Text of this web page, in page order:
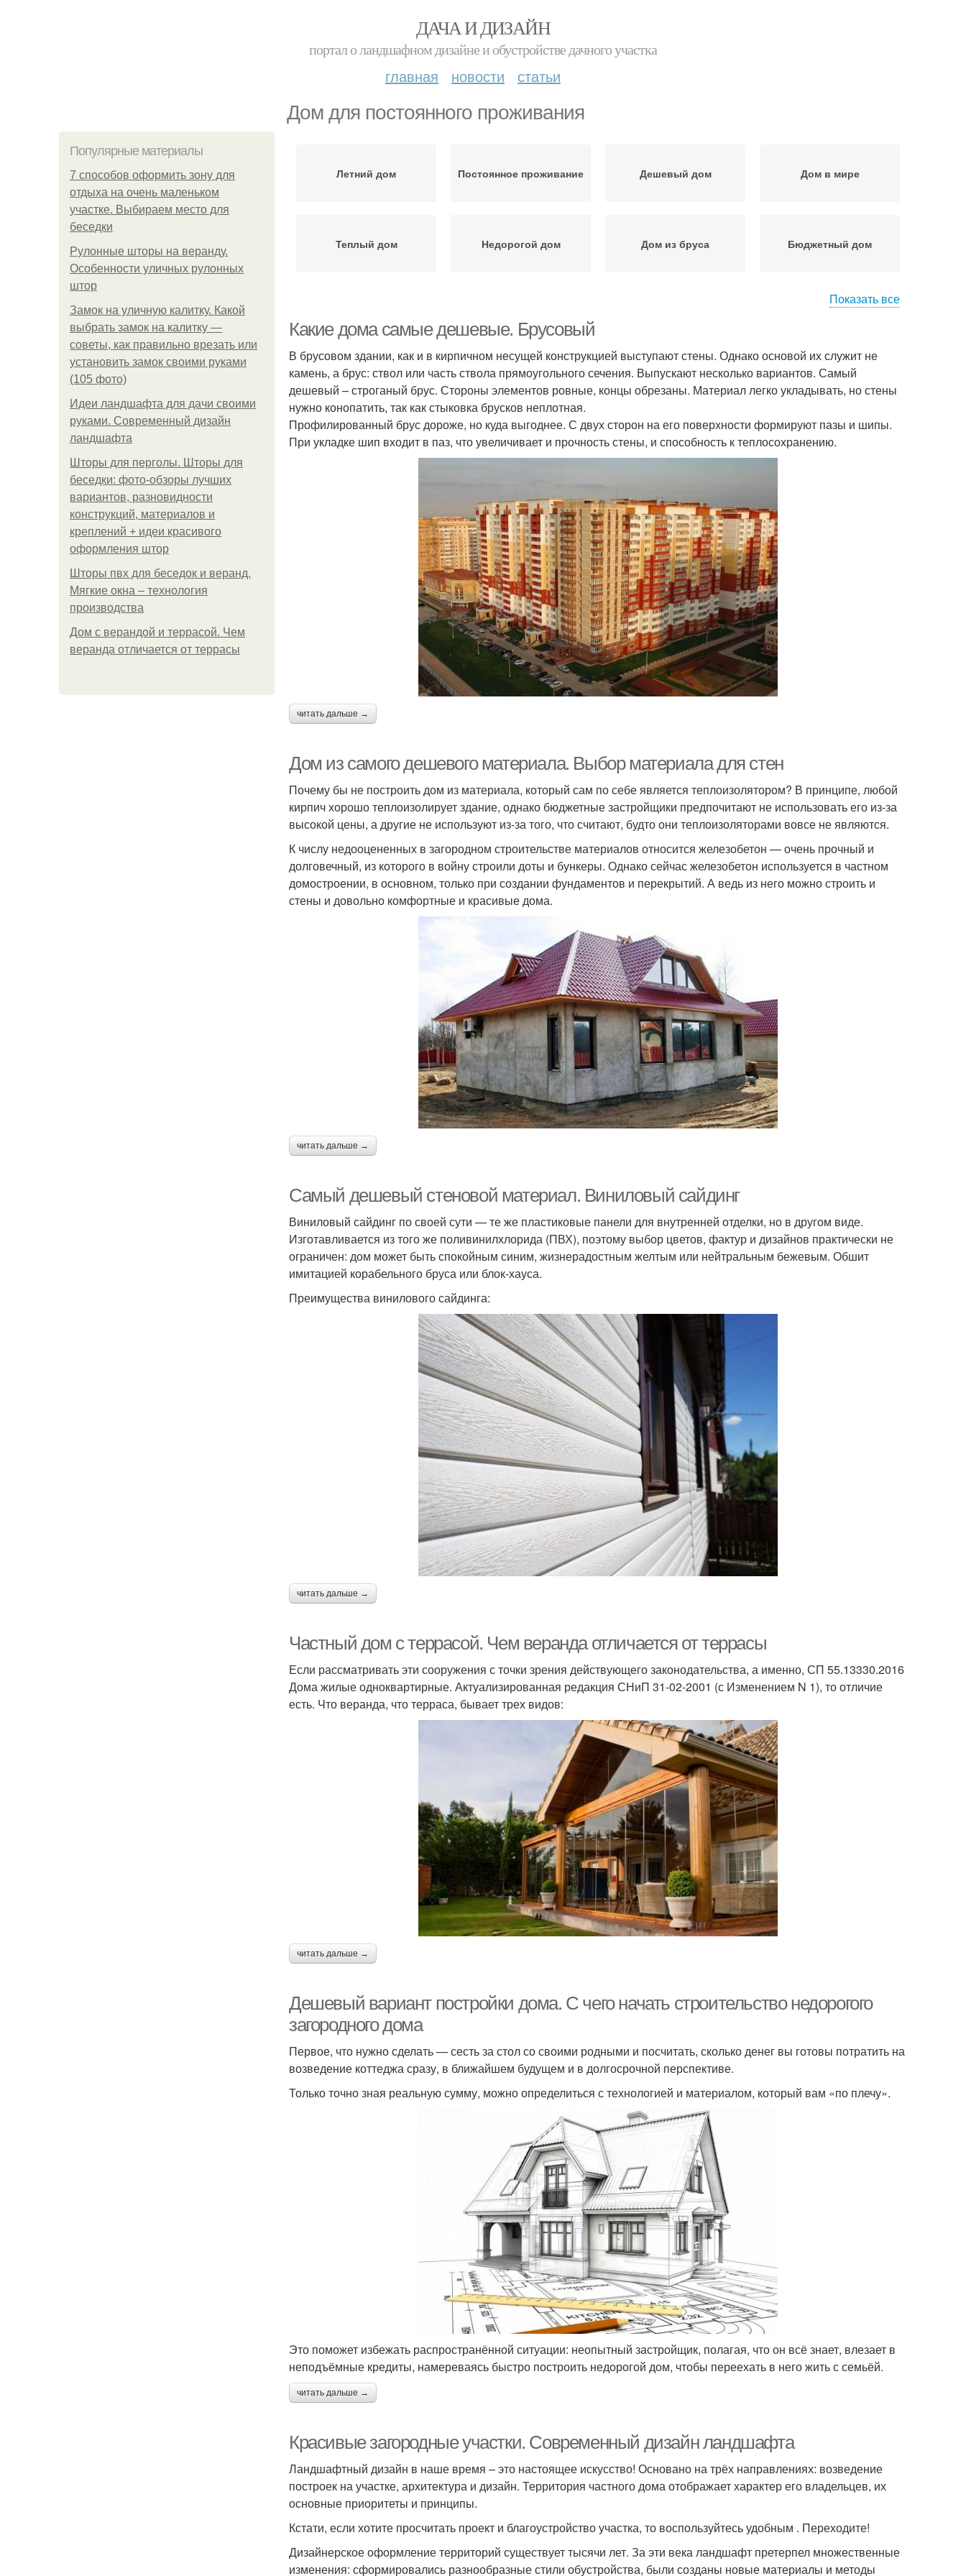
ДАЧА И ДИЗАЙН
портал о ландшафном дизайне и обустройстве дачного участка
главная новости статьи
Дом для постоянного проживания
Популярные материалы
7 способов оформить зону для
отдыха на очень маленьком
участке. Выбираем место для
беседки
Рулонные шторы на веранду.
Особенности уличных рулонных
штор
Замок на уличную калитку. Какой
выбрать замок на калитку —
советы, как правильно врезать или
установить замок своими руками
(105 фото)
Идеи ландшафта для дачи своими
руками. Современный дизайн
ландшафта
Шторы для перголы. Шторы для
беседки: фото-обзоры лучших
вариантов, разновидности
конструкций, материалов и
креплений + идеи красивого
оформления штор
Шторы пвх для беседок и веранд.
Мягкие окна – технология
производства
Дом с верандой и террасой. Чем
веранда отличается от террасы
Летний дом Постоянное проживание Дешевый дом Дом в мире
Теплый дом Недорогой дом Дом из бруса Бюджетный дом
Показать все
Какие дома самые дешевые. Брусовый
В брусовом здании, как и в кирпичном несущей конструкцией выступают стены. Однако основой их служит не
камень, а брус: ствол или часть ствола прямоугольного сечения. Выпускают несколько вариантов. Самый
дешевый – строганый брус. Стороны элементов ровные, концы обрезаны. Материал легко укладывать, но стены
нужно конопатить, так как стыковка брусков неплотная.
Профилированный брус дороже, но куда выгоднее. С двух сторон на его поверхности формируют пазы и шипы.
При укладке шип входит в паз, что увеличивает и прочность стены, и способность к теплосохранению.
читать дальше →
Дом из самого дешевого материала. Выбор материала для стен
Почему бы не построить дом из материала, который сам по себе является теплоизолятором? В принципе, любой
кирпич хорошо теплоизолирует здание, однако бюджетные застройщики предпочитают не использовать его из-за
высокой цены, а другие не используют из-за того, что считают, будто они теплоизоляторами вовсе не являются.
К числу недооцененных в загородном строительстве материалов относится железобетон — очень прочный и
долговечный, из которого в войну строили доты и бункеры. Однако сейчас железобетон используется в частном
домостроении, в основном, только при создании фундаментов и перекрытий. А ведь из него можно строить и
стены и довольно комфортные и красивые дома.
читать дальше →
Самый дешевый стеновой материал. Виниловый сайдинг
Виниловый сайдинг по своей сути — те же пластиковые панели для внутренней отделки, но в другом виде.
Изготавливается из того же поливинилхлорида (ПВХ), поэтому выбор цветов, фактур и дизайнов практически не
ограничен: дом может быть спокойным синим, жизнерадостным желтым или нейтральным бежевым. Обшит
имитацией корабельного бруса или блок-хауса.
Преимущества винилового сайдинга:
читать дальше →
Частный дом с террасой. Чем веранда отличается от террасы
Если рассматривать эти сооружения с точки зрения действующего законодательства, а именно, СП 55.13330.2016
Дома жилые одноквартирные. Актуализированная редакция СНиП 31-02-2001 (с Изменением N 1), то отличие
есть. Что веранда, что терраса, бывает трех видов:
читать дальше →
Дешевый вариант постройки дома. С чего начать строительство недорогого
загородного дома
Первое, что нужно сделать — сесть за стол со своими родными и посчитать, сколько денег вы готовы потратить на
возведение коттеджа сразу, в ближайшем будущем и в долгосрочной перспективе.
Только точно зная реальную сумму, можно определиться с технологией и материалом, который вам «по плечу».
Это поможет избежать распространённой ситуации: неопытный застройщик, полагая, что он всё знает, влезает в
неподъёмные кредиты, намереваясь быстро построить недорогой дом, чтобы переехать в него жить с семьёй.
читать дальше →
Красивые загородные участки. Современный дизайн ландшафта
Ландшафтный дизайн в наше время – это настоящее искусство! Основано на трёх направлениях: возведение
построек на участке, архитектура и дизайн. Территория частного дома отображает характер его владельцев, их
основные приоритеты и принципы.
Кстати, если хотите просчитать проект и благоустройство участка, то воспользуйтесь удобным . Переходите!
Дизайнерское оформление территорий существует тысячи лет. За эти века ландшафт претерпел множественные
изменения: сформировались разнообразные стили обустройства, были созданы новые материалы и методы